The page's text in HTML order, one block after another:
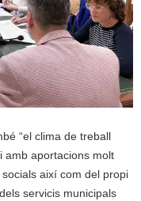
“el clima de treball
amb aportacions molt
així com del propi
servicis municipals